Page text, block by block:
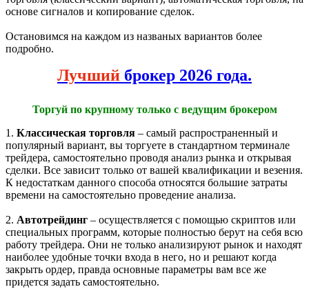
основе сигналов и копирование сделок.
Остановимся на каждом из названых вариантов более
подробно.
Лучший брокер 2026 года.
Торгуй по крупному только с ведущим брокером
1. Классическая торговля – самый распространенный и
популярный вариант, вы торгуете в стандартном терминале
трейдера, самостоятельно проводя анализ рынка и открывая
сделки. Все зависит только от вашей квалификации и везения.
К недостаткам данного способа относятся большие затраты
времени на самостоятельно проведение анализа.
2. Автотрейдинг – осуществляется с помощью скриптов или
специальных программ, которые полностью берут на себя всю
работу трейдера. Они не только анализируют рынок и находят
наиболее удобные точки входа в него, но и решают когда
закрыть ордер, правда основные параметры вам все же
придется задать самостоятельно.